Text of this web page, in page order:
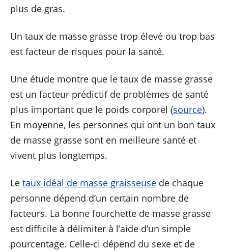
plus de gras.
Un taux de masse grasse trop élevé ou trop bas
est facteur de risques pour la santé.
Une étude montre que le taux de masse grasse
est un facteur prédictif de problèmes de santé
plus important que le poids corporel (source).
En moyenne, les personnes qui ont un bon taux
de masse grasse sont en meilleure santé et
vivent plus longtemps.
Le taux idéal de masse graisseuse de chaque
personne dépend d’un certain nombre de
facteurs. La bonne fourchette de masse grasse
est difficile à délimiter à l’aide d’un simple
pourcentage. Celle-ci dépend du sexe et de